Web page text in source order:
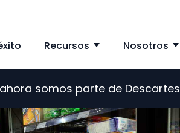
for Solución
Recursos ShowNosotros
somos parte de